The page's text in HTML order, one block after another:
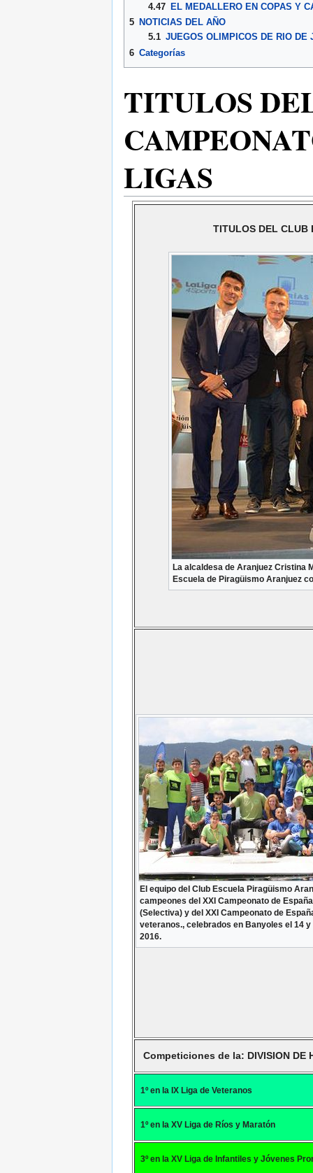
4.47
EL MEDALLERO EN COPAS Y
5 NOTICIAS DEL AÑO
5.1 JUEGOS OLIMPICOS DE RIO DE
6 Categorías
TITULOS
LIGAS
TITULOS DEL CLUB
La alcaldesa de Aranjuez Cristina
Escuela de Piragüismo Aranjuez
El equipo del Club Escuela Piragüismo
campeones delXXI Campeonato de
(Selectiva) y del XXI Campeonato de
veteranos., celebrados en Banyoles el 14
2016.
Competiciones de la: DIVISION DE
1º en la IX Liga de Veteranos
1º en la XV Liga de Ríos y Maratón
3º en la XV Liga de Infantiles y Jóvenes